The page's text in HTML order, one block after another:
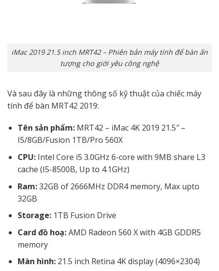
iMac 2019 21.5 inch MRT42 – Phiên bản máy tính để bàn ấn
tượng cho giới yêu công nghệ
Và sau đây là những thông số kỹ thuật của chiếc máy
tính để bàn MRT42 2019:
Tên sản phẩm: MRT42 – iMac 4K 2019 21.5″ –
I5/8GB/Fusion 1TB/Pro 560X
CPU:Intel Core i5 3.0GHz 6-core with 9MB share L3
cache (I5-8500B, Up to 4.1GHz)
Ram:32GB of 2666MHz DDR4 memory, Max upto
32GB
Storage:1TB Fusion Drive
Card đồ hoạ:AMD Radeon 560 X with 4GB GDDR5
memory
Màn hình: 21.5 inch Retina 4K display (4096×2304)